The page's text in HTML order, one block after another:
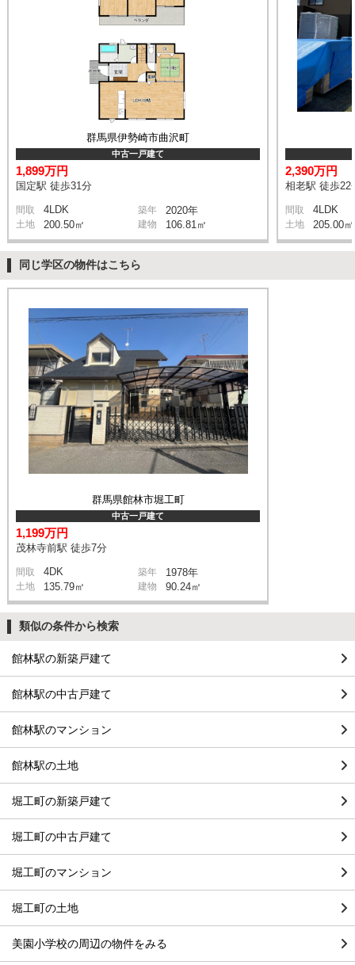
群馬県伊勢崎市曲沢町
中古一戸建て
1,899万円
国定駅 徒歩31分
間取 4LDK 築年 2020年
土地 200.50㎡ 建物 106.81㎡
2,390万円
相老駅 徒歩22
間取 4LDK
土地 205.00㎡
同じ学区の物件はこちら
群馬県館林市堀工町
中古一戸建て
1,199万円
茂林寺前駅 徒歩7分
間取 4DK 築年 1978年
土地 135.79㎡ 建物 90.24㎡
類似の条件から検索
館林駅の新築戸建て
館林駅の中古戸建て
館林駅のマンション
館林駅の土地
堀工町の新築戸建て
堀工町の中古戸建て
堀工町のマンション
堀工町の土地
美園小学校の周辺の物件をみる